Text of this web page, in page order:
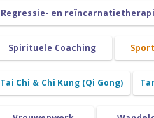
Regressie- en
Spirituele Coaching
Tai Chi & Chi Kung (Qi Gong)